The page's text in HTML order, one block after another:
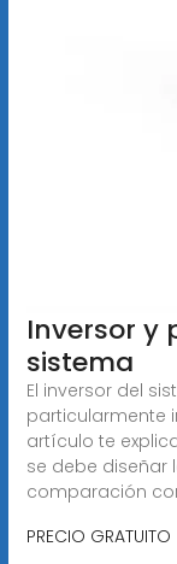
Inversor y
sistema
El inversor del
particularmente
artículo te
se debe diseñar
comparación
PRECIO GRATUITO